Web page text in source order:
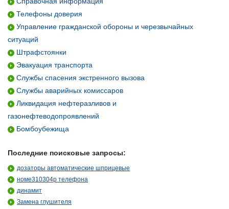
Телефоны доверия
Управление гражданской обороны и черезвычайных
ситуаций
Штрафстоянки
Эвакуация транспорта
Службы спасения экстренного вызова
Службы аварийных комиссаров
Ликвидация нефтеразливов и
газонефтеводопроявлений
Бомбоубежища
Последние поисковые запросы:
дозаторы автоматические шприцевые
номе310304р телефона
динамит
Замена глушителя